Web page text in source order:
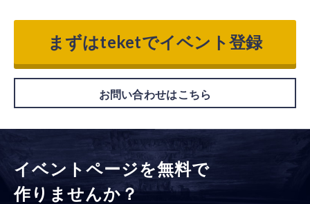
まずはteketでイベント登録
お問い合わせはこちら
イベントページを無料で
作りませんか？